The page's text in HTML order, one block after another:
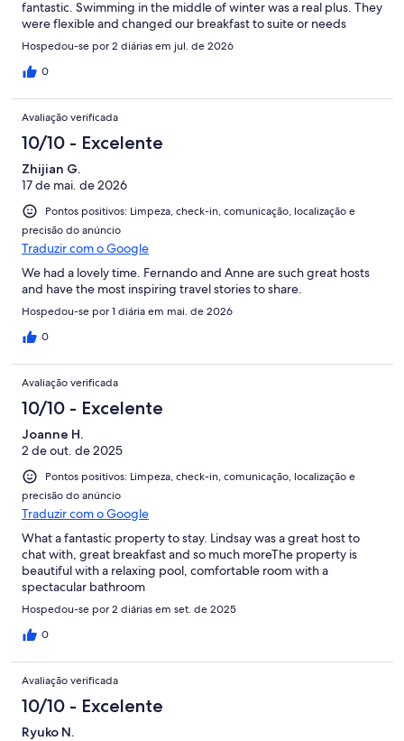
fantastic. Swimming in the middle of winter was a real plus. They
were flexible and changed our breakfast to suite or needs
Hospedou-se por 2 diárias em jul. de 2026
0
Avaliação verificada
10/10 - Excelente
Zhijian G.
17 de mai. de 2026
Pontos positivos: Limpeza, check-in, comunicação, localização e
precisão do anúncio
Traduzir com o Google
We had a lovely time. Fernando and Anne are such great hosts
and have the most inspiring travel stories to share.
Hospedou-se por 1 diária em mai. de 2026
0
Avaliação verificada
10/10 - Excelente
Joanne H.
2 de out. de 2025
Pontos positivos: Limpeza, check-in, comunicação, localização e
precisão do anúncio
Traduzir com o Google
What a fantastic property to stay. Lindsay was a great host to
chat with, great breakfast and so much moreThe property is
beautiful with a relaxing pool, comfortable room with a
spectacular bathroom
Hospedou-se por 2 diárias em set. de 2025
0
Avaliação verificada
10/10 - Excelente
Ryuko N.